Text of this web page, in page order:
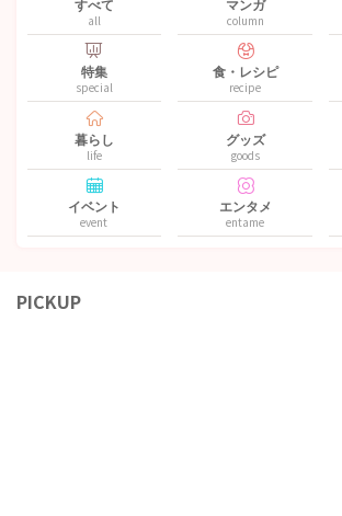
all column
特集
special
食・レシピ
recipe
暮らし
life
グッズ
goods
イベント
event
エンタメ
entame
PICKUP